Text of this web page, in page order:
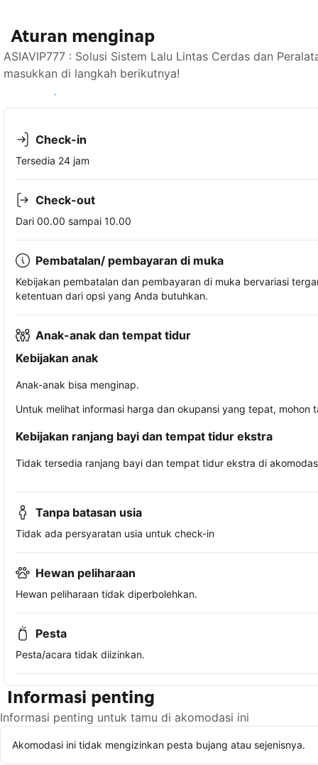
Aturan menginap
ASIAVIP777 : Solusi Sistem Lalu Lintas Cerdas dan
masukkan di langkah berikutnya!
Lihat ketersediaan
Check-in
Tersedia 24 jam
Check-out
Dari 00.00 sampai 10.00
Pembatalan/ pembayaran di muka
Kebijakan pembatalan dan pembayaran di muka bervariasi
ketentuan dari opsi yang Anda butuhkan.
Anak-anak dan tempat tidur
Kebijakan anak
Anak-anak bisa menginap.
Untuk melihat informasi harga dan okupansi yang tepat,
Kebijakan ranjang bayi dan tempat tidur ekstra
Tidak tersedia ranjang bayi dan tempat tidur ekstra di
Tanpa batasan usia
Tidak ada persyaratan usia untuk check-in
Hewan peliharaan
Hewan peliharaan tidak diperbolehkan.
Pesta
Pesta/acara tidak diizinkan.
Informasi penting
Informasi penting untuk tamu di akomodasi ini
Akomodasi ini tidak mengizinkan pesta bujang atau sejenisnya.